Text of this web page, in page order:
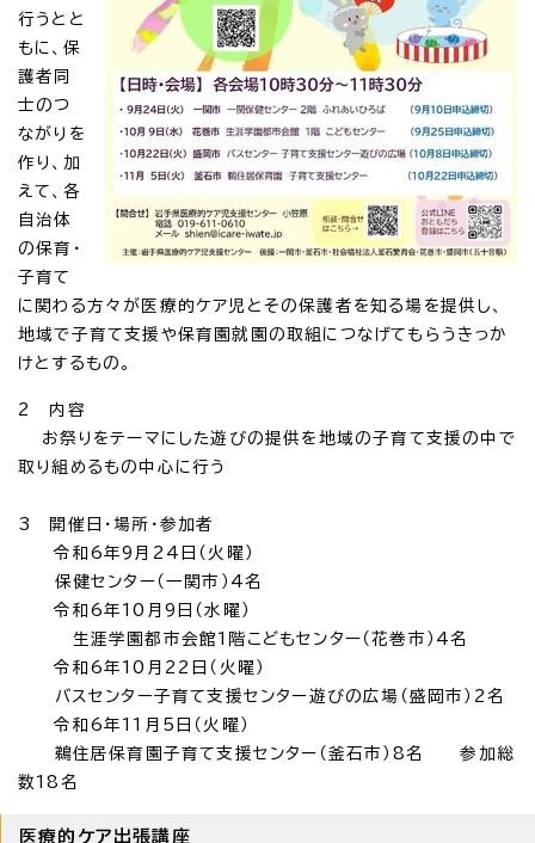
行うとと
もに、保
護者同
士のつ
ながりを
作り、加
えて、各
自治体
の保育・
子育て
に関わる方々が医療的ケア児とその保護者を知る場を提供し、
地域で子育て支援や保育園就園の取組につなげてもらうきっか
けとするもの。
2 内容
お祭りをテーマにした遊びの提供を地域の子育て支援の中で
取り組めるもの中心に行う
3 開催日・場所・参加者
令和6年9月24日（火曜）
保健センター（一関市）4名
令和6年10月9日（水曜）
生涯学園都市会館1階こどもセンター（花巻市）4名
令和6年10月22日（火曜）
バスセンター子育て支援センター遊びの広場（盛岡市）2名
令和6年11月5日（火曜）
鵜住居保育園子育て支援センター（釜石市）8名 参加総
数18名
医療的ケア出張講座